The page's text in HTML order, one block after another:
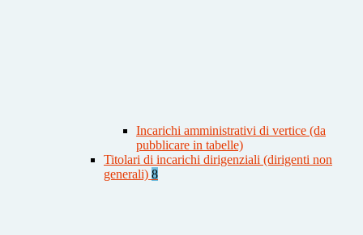
Incarichi amministrativi di vertice (da
pubblicare in tabelle)
Titolari di incarichi dirigenziali (dirigenti non
generali) 8